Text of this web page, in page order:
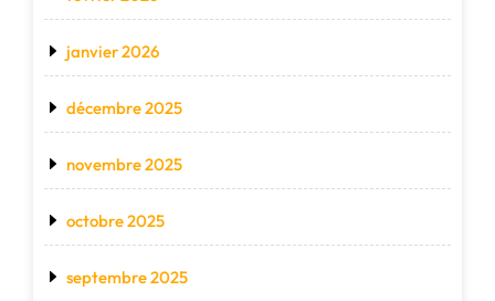
janvier 2026
décembre 2025
novembre 2025
octobre 2025
septembre 2025